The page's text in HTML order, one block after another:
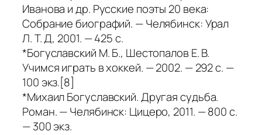
Иванова и др. Русские поэты 20 века:
Собрание биографий. — Челябинск: Урал
Л. Т. Д, 2001. — 425 с.
*Богуславский М. Б., Шестопалов Е. В.
Учимся играть в хоккей. — 2002. — 292 с. —
100 экз.[8]
*Михаил Богуславский. Другая судьба.
Роман. — Челябинск: Цицеро, 2011. — 800 с.
— 300 экз.